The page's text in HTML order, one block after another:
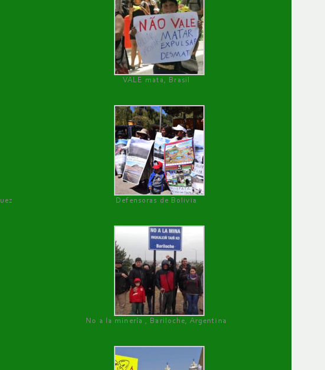
VALE mata, Brasil
Defensoras de Bolivia
No a la minería , Bariloche, Argentina